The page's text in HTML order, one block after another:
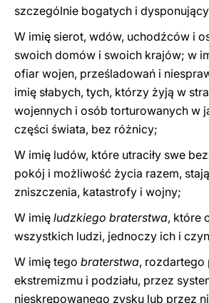
szczególnie bogatych i
W imię sierot, wdów, uchodźców i
swoich domów i swoich krajów; w
ofiar wojen, prześladowań i
imię słabych, tych, którzy żyją w
wojennych i osób torturowanych w
części świata, bez różnicy;
W imię ludów, które utraciły swe
pokój i możliwość życia razem,
zniszczenia, katastrofy i wojny;
W imię ludzkiego braterstwa, które
wszystkich ludzi, jednoczy ich i
W imię tego braterstwa,
ekstremizmu i podziału, przez
nieskrępowanego zysku lub przez